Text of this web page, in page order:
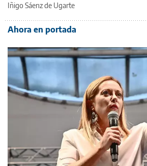
Iñigo Sáenz de Ugarte
Ahora en portada